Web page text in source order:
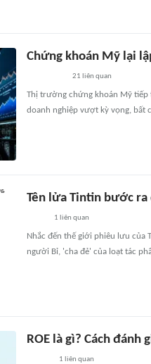
Chứng khoán Mỹ lại
21 liên quan
Thị trường chứng khoán Mỹ tiếp
doanh nghiệp vượt kỳ vọng, bất
Tên lửa Tintin bước
1 liên quan
Nhắc đến thế giới phiêu lưu của
người Bỉ, 'cha đẻ' của loạt tác
ROE là gì? Cách đánh
1 liên quan